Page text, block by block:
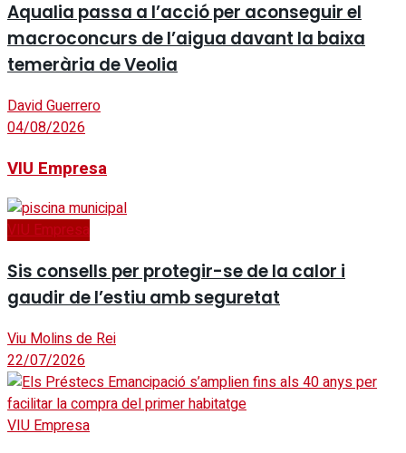
Aqualia passa a l’acció per aconseguir el
macroconcurs de l’aigua davant la baixa
temerària de Veolia
David Guerrero
04/08/2026
VIU Empresa
VIU Empresa
Sis consells per protegir-se de la calor i
gaudir de l’estiu amb seguretat
Viu Molins de Rei
22/07/2026
VIU Empresa